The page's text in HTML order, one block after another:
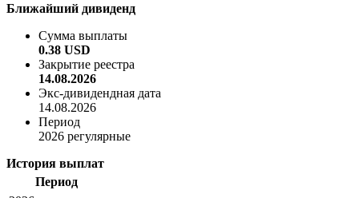
Ближайший дивиденд
Сумма выплаты
0.38 USD
Закрытие реестра
14.08.2026
Экс-дивидендная дата
14.08.2026
Период
2026 регулярные
История выплат
Период